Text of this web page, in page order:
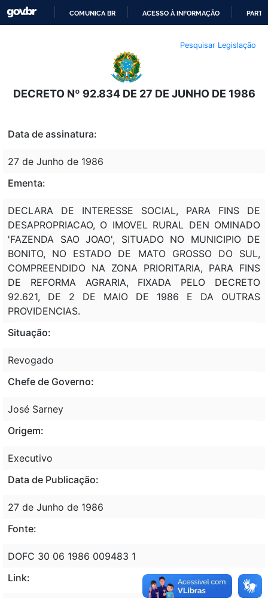
O
CONTEÚDO
COMUNICA BR ACESSO À INFORMAÇÃO
Pesquisar Legislação
DECRETO Nº 92.834 DE 27 DE JUNHO DE 1986
Data de assinatura:
27 de Junho de 1986
Ementa:
DECLARA DE INTERESSE SOCIAL, PARA FINS DE
DESAPROPRIACAO, O IMOVEL RURAL DEN OMINADO
'FAZENDA SAO JOAO', SITUADO NO MUNICIPIO DE
BONITO, NO ESTADO DE MATO GROSSO DO SUL,
COMPREENDIDO NA ZONA PRIORITARIA, PARA FINS
DE REFORMA AGRARIA, FIXADA PELO DECRETO
92.621, DE 2 DE MAIO DE 1986 E DA OUTRAS
PROVIDENCIAS.
Situação:
Revogado
Chefe de Governo:
José Sarney
Origem:
Executivo
Data de Publicação:
27 de Junho de 1986
Fonte:
DOFC 30 06 1986 009483 1
Link: